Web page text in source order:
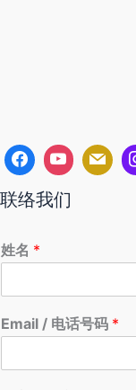
联络我们
姓名 *
Email / 电话号码 *